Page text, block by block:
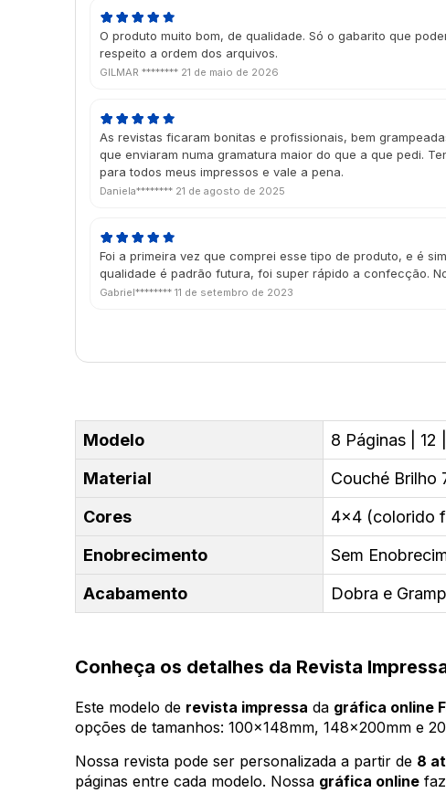
O produto muito bom, de qualidade. Só o gabarito que
respeito a ordem dos arquivos.
GILMAR ******** 21 de maio de 2026
As revistas ficaram bonitas e profissionais, bem
que enviaram numa gramatura maior do que a que pedi.
para todos meus impressos e vale a pena.
Daniela******** 21 de agosto de 2025
Foi a primeira vez que comprei esse tipo de produto, e é
qualidade é padrão futura, foi super rápido a confecção.
Gabriel******** 11 de setembro de 2023
Modelo
8 Páginas |
Material
Couché Brilho
Cores
4x4 (colorido
Enobrecimento
Sem
Acabamento
Dobra e
Conheça os detalhes da Revista
Este modelo de revista impressa da gráfica online
opções de tamanhos: 100x148mm, 148x200mm e
Nossa revista pode ser personalizada a partir de 8
páginas entre cada modelo. Nossa gráfica online